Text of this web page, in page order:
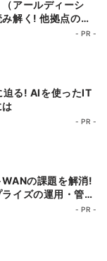
（アールディーシ
解く! 他拠点のネ
ラウドで一元管理
- PR -
る! AIを使ったIT
- PR -
の課題を解消!
イズの運用・管理
- PR -